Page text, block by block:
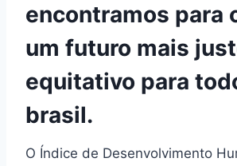
encontramos para
um futuro mais
equitativo para
brasil.
O Índice de Desenvolvimento